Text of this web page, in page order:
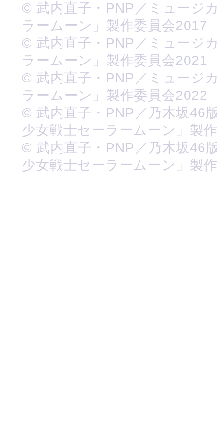
© 武内直子・PNP／ミュージ
ラームーン」製作委員会2017
© 武内直子・PNP／ミュージ
ラームーン」製作委員会2021
© 武内直子・PNP／ミュージ
ラームーン」製作委員会2022
© 武内直子・PNP／乃木坂46
少女戦士セーラームーン」製
© 武内直子・PNP／乃木坂46
少女戦士セーラームーン」製